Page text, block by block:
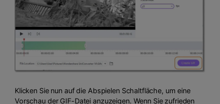
Klicken Sie nun auf die Abspielen Schaltfläche, um eine
Vorschau der GIF-Datei anzuzeigen. Wenn Sie zufrieden